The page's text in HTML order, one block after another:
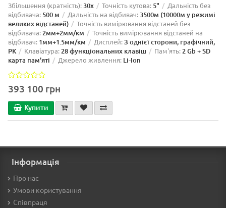
Збільшення (кратність):30х Точність кутова: 5"
Дальність без
відбивача: 500 м Дальність на відбивач:3500м (10000м у режимі
великих відстаней)
Точність вимірювання відстаней без
відбивача:2мм+2мм/км
Точність вимірювання відстаней на
відбивач: 1мм+1.5мм/км Дисплей:З однієї сторони, графічний,
РК
Клавіатура:28 функціональних клавіш Пам'ять:2 Gb + SD
карта пам'яті
Джерело живлення: Li-Ion
393 100 грн
Купити
Інформація
Про нас
Умови користування
Співпраця